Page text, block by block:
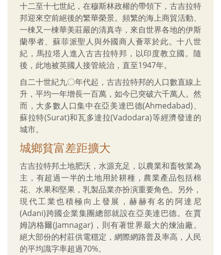
十二至十七世紀，在穆斯林政權的帶領下，古吉拉特
邦迎來空前絕後的繁華榮景。頻繁的海上商貿活動、
一棟又一棟華美莊嚴的清真寺，來自世界各地的伊斯
蘭學者、蘇菲派聖人與外國商人薈萃於此。十八世
紀，馬拉塔人進入古吉拉特邦，以印度教立國。隨
後，此地被英國人接管統治，直至1947年。
自二十世紀九〇年代起，古吉拉特邦的人口數直線上
升，平均一年增長一百萬，如今已突破六千萬人。然
而，大多數人口集中在亞美達巴德(Ahmedabad)、
蘇拉特(Surat)和瓦多達拉(Vadodara)等經濟發達的
城市。
城鄉貧富差距擴大
古吉拉特邦土地肥沃，水源充足，以農業和畜牧業為
主，有超過一半的土地用於耕種，農業產品包括棉
花、水果和堅果，乳製品業亦扮演重要角色。另外，
現代工業也積極向上發展，赫赫有名的阿達尼
(Adani)跨國企業集團總部就設在亞美達巴德。在賈
姆訥格爾(Jamnagar)，則有著世界最大的煉油廠。
絕大部份的村莊供電穩定，網際網路普及率高，人民
的平均識字率超過70%。